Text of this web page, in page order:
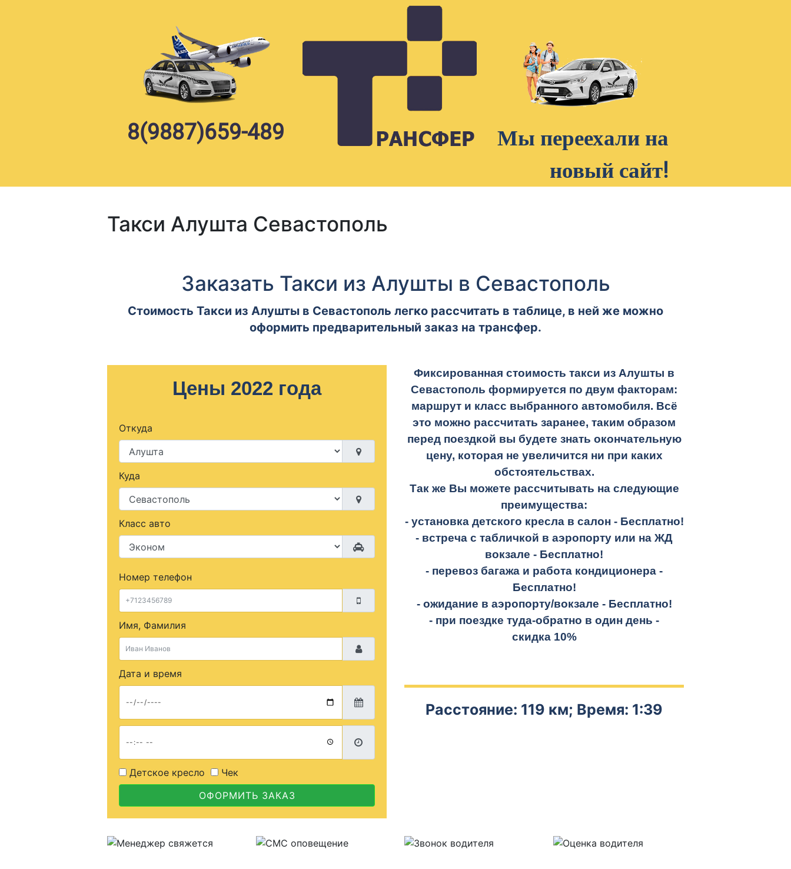
8(9887)659-489
Мы переехали на
новый сайт!
Такси Алушта Севастополь
Заказать Такси из Алушты в Севастополь
Стоимость Такси из Алушты в Севастополь легко рассчитать в таблице, в ней же можно
оформить предварительный заказ на трансфер.
Цены 2022 года
Откуда
Куда
Класс авто
Номер телефон
Имя, Фамилия
Дата и время
Детское кресло
Чек
ОФОРМИТЬ ЗАКАЗ
Фиксированная стоимость такси из Алушты в
Севастополь формируется по двум факторам:
маршрут и класс выбранного автомобиля. Всё
это можно рассчитать заранее, таким образом
перед поездкой вы будете знать окончательную
цену, которая не увеличится ни при каких
обстоятельствах.
Так же Вы можете рассчитывать на следующие
преимущества:
- установка детского кресла в салон - Бесплатно!
- встреча с табличкой в аэропорту или на ЖД
вокзале - Бесплатно!
- перевоз багажа и работа кондиционера -
Бесплатно!
- ожидание в аэропорту/вокзале - Бесплатно!
- при поездке туда-обратно в один день -
скидка 10%
Расстояние: 119 км; Время: 1:39